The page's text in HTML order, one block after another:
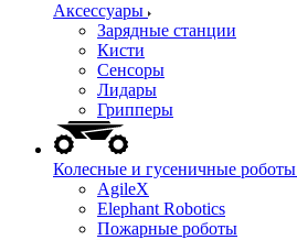
Аксессуары
Зарядные станции
Кисти
Сенсоры
Лидары
Грипперы
Колесные и гусеничные роботы
AgileX
Elephant Robotics
Пожарные роботы